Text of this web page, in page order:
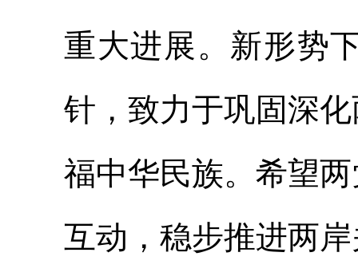
重大进展。新形势
针，致力于巩固深
福中华民族。希望
互动，稳步推进两